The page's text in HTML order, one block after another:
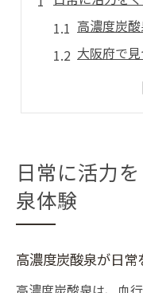
高濃度炭
大阪府で
炭酸泉体
リフレッシュ
炭酸泉で
関西の炭酸
日常に活力
泉体験
高濃度炭酸泉が日